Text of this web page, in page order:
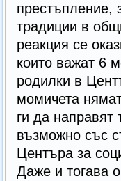
престъпление,
традиции в
реакция се
които важат 6
родилки в
момичета
ги да направят
възможно със
Центъра за
Даже и тогава